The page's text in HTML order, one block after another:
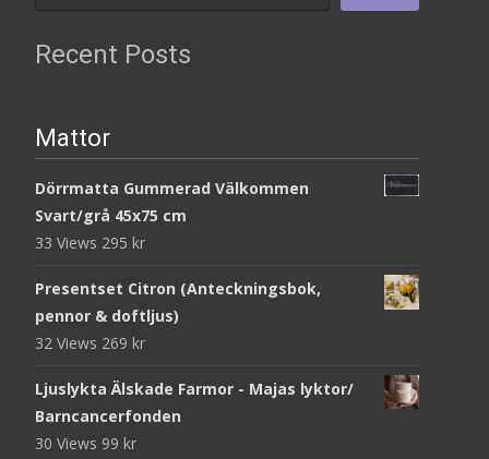
Recent Posts
Mattor
Dörrmatta Gummerad Välkommen
Svart/grå 45x75 cm
33 Views 295 kr
Presentset Citron (Anteckningsbok,
pennor & doftljus)
32 Views 269 kr
Ljuslykta Älskade Farmor - Majas lyktor/
Barncancerfonden
30 Views 99 kr